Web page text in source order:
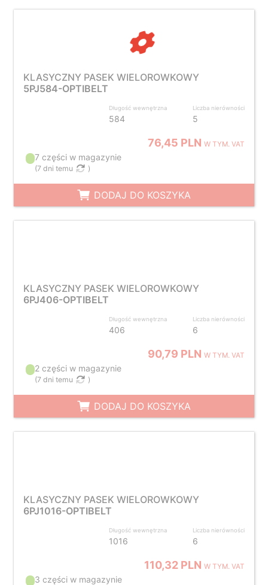
KLASYCZNY PASEK WIELOROWKOWY
5PJ584-OPTIBELT
Długość wewnętrzna
584
Liczba nierówności
5
76,45 PLNW TYM. VAT
7 części w magazynie
(7 dni temu )
DODAJ DO KOSZYKA
KLASYCZNY PASEK WIELOROWKOWY
6PJ406-OPTIBELT
Długość wewnętrzna
406
Liczba nierówności
6
90,79 PLNW TYM. VAT
2 części w magazynie
(7 dni temu )
DODAJ DO KOSZYKA
KLASYCZNY PASEK WIELOROWKOWY
6PJ1016-OPTIBELT
Długość wewnętrzna
1016
Liczba nierówności
6
110,32 PLNW TYM. VAT
3 części w magazynie